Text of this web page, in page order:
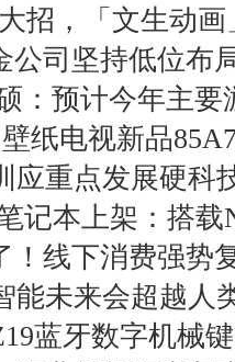
招，「文生动
公司坚持低位布
应重点发展硬科
记本上架：搭载
！线下消费强势
能未来会超越人
蓝牙数字机械